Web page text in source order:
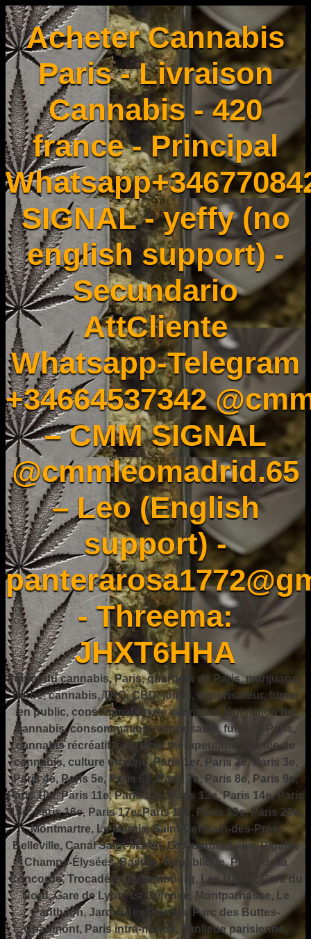
Acheter Cannabis
Paris - Livraison
Cannabis - 420
france - Principal
SIGNAL - yeffy (no
english support) -
Secundario
AttCliente
Whatsapp-Telegram
+34664537342
– CMM SIGNAL
@cmmleomadrid.65
– Leo (English
support) -
- Threema:
JHXT6HHA
fumer du cannabis, Paris, quartiers de Paris, marijuana,
herbe, cannabis, THC, CBD, joints, vaporisateur, fumer
en public, consommation de cannabis, législation du
cannabis, consommation responsable, fumer à Paris,
cannabis récréatif, cannabis thérapeutique, fumée de
cannabis, culture urbaine, Paris 1er, Paris 2e, Paris 3e,
Paris 4e, Paris 5e, Paris 6e, Paris 7e, Paris 8e, Paris 9e,
Paris 10e, Paris 11e, Paris 12e, Paris 13e, Paris 14e, Paris
15e, Paris 16e, Paris 17e, Paris 18e, Paris 19e, Paris 20e,
Montmartre, Le Marais, Saint-Germain-des-Prés,
Belleville, Canal Saint-Martin, Le Quartier Latin, Pigalle,
Champs-Élysées, Bastille, République, Place de la
Concorde, Trocadéro, Luxembourg, Les Halles, Gare du
Nord, Gare de Lyon, La Défense, Montparnasse, Le
Panthéon, Jardin des Plantes, Parc des Buttes-
Chaumont, Paris intra-muros, banlieue parisienne,